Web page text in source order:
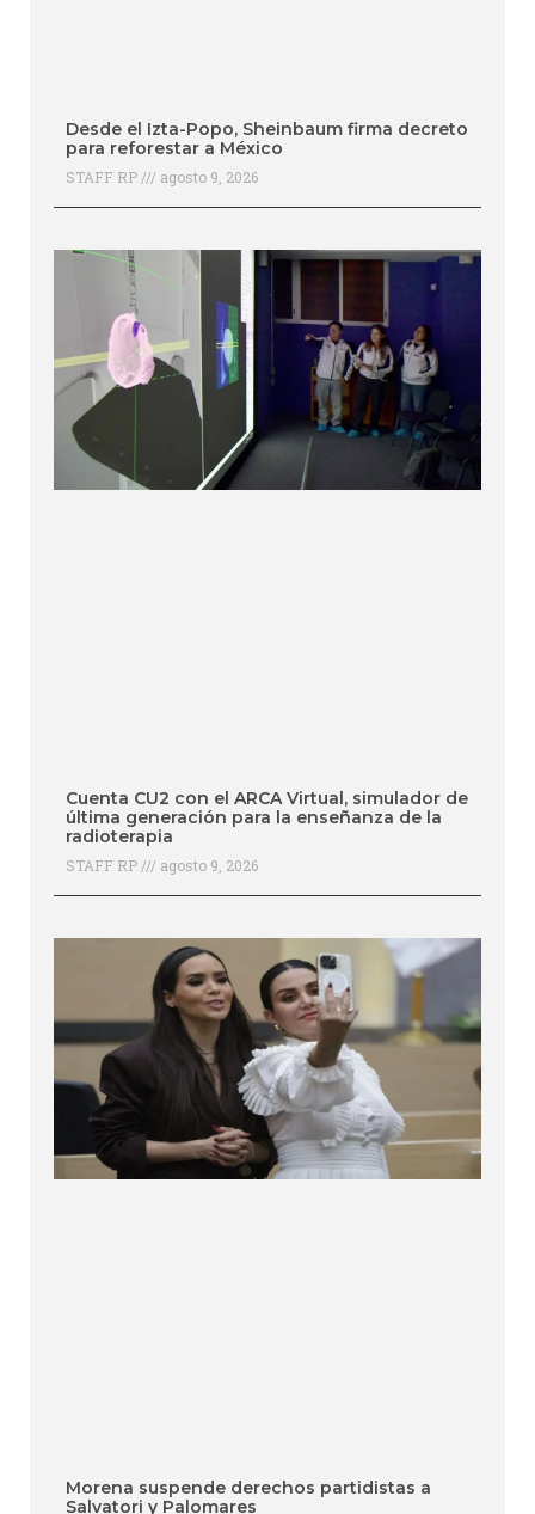
Desde el Izta-Popo, Sheinbaum firma decreto
para reforestar a México
STAFF RP agosto 9, 2026
Cuenta CU2 con el ARCA Virtual, simulador de
última generación para la enseñanza de la
radioterapia
STAFF RP agosto 9, 2026
Morena suspende derechos partidistas a
Salvatori y Palomares